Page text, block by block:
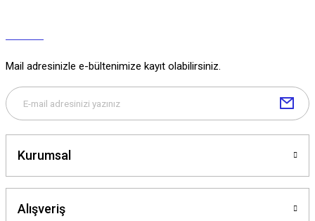
Mail adresinizle e-bültenimize kayıt olabilirsiniz.
Kurumsal
Alışveriş